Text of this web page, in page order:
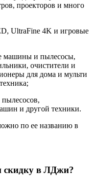
проекторов и много
UltraFine 4K и игровые
машины и пылесосы,
очистители и
для дома и мульти
пылесосов,
и другой техники.
по ее названию в
скидку в ЛДжи?